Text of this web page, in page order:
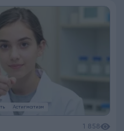
Астигматизм
1 858